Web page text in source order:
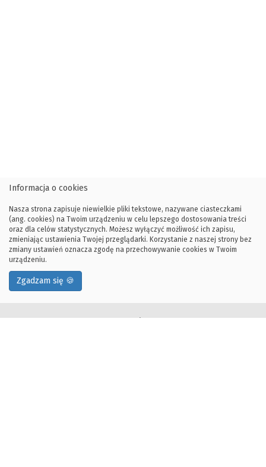
Informacja o cookies
Nasza strona zapisuje niewielkie pliki tekstowe, nazywane ciasteczkami
(ang. cookies) na Twoim urządzeniu w celu lepszego dostosowania treści
oraz dla celów statystycznych. Możesz wyłączyć możliwość ich zapisu,
zmieniając ustawienia Twojej przeglądarki. Korzystanie z naszej strony bez
zmiany ustawień oznacza zgodę na przechowywanie cookies w Twoim
urządzeniu.
Zgadzam się 🍪